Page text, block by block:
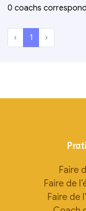
0 coachs
‹ 1 ›
Faire
Faire de
Faire de